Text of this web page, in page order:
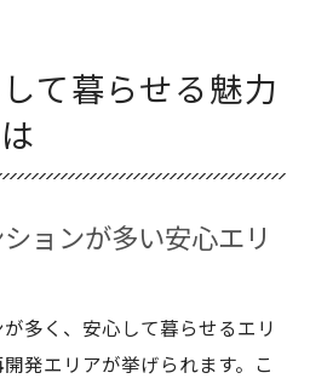
て暮らせる魅力
ョンが多い安心エリ
多く、安心して暮らせるエリ
発エリアが挙げられます。こ